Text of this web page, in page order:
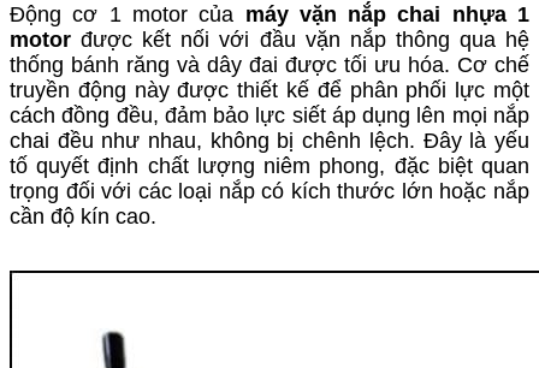
Động cơ 1 motor của máy vặn nắp chai nhựa 1
motor được kết nối với đầu vặn nắp thông qua hệ
thống bánh răng và dây đai được tối ưu hóa. Cơ chế
truyền động này được thiết kế để phân phối lực một
cách đồng đều, đảm bảo lực siết áp dụng lên mọi nắp
chai đều như nhau, không bị chênh lệch. Đây là yếu
tố quyết định chất lượng niêm phong, đặc biệt quan
trọng đối với các loại nắp có kích thước lớn hoặc nắp
cần độ kín cao.